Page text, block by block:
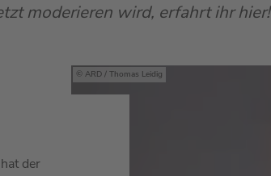
moderieren wird, erfahrt ihr hier!
ARD / Thomas Leidig
der